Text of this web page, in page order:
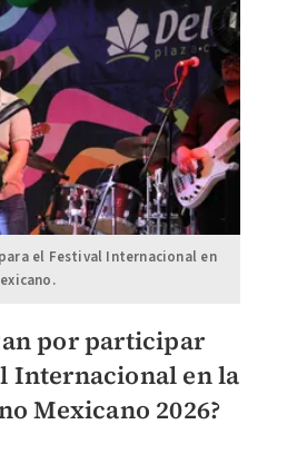
el Festival Internacional en
por participar
Internacional en la
Mexicano 2026?